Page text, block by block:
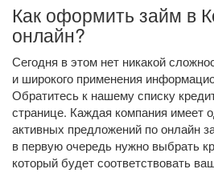
Как оформить займ в
онлайн?
Сегодня в этом нет никакой
и широкого применения
Обратитесь к нашему списку
странице. Каждая компания имеет
активных предложений по онлайн
в первую очередь нужно выбрать
который будет соответствовать